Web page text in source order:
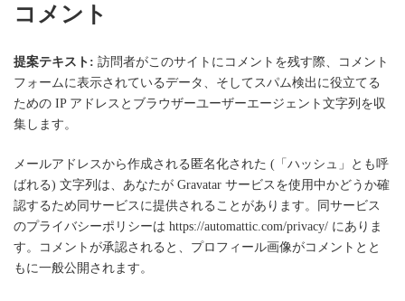
コメント
提案テキスト: 訪問者がこのサイトにコメントを残す際、コメント
フォームに表示されているデータ、そしてスパム検出に役立てる
ための IP アドレスとブラウザーユーザーエージェント文字列を収
集します。
メールアドレスから作成される匿名化された (「ハッシュ」とも呼
ばれる) 文字列は、あなたが Gravatar サービスを使用中かどうか確
認するため同サービスに提供されることがあります。同サービス
のプライバシーポリシーは https://automattic.com/privacy/ にありま
す。コメントが承認されると、プロフィール画像がコメントとと
もに一般公開されます。